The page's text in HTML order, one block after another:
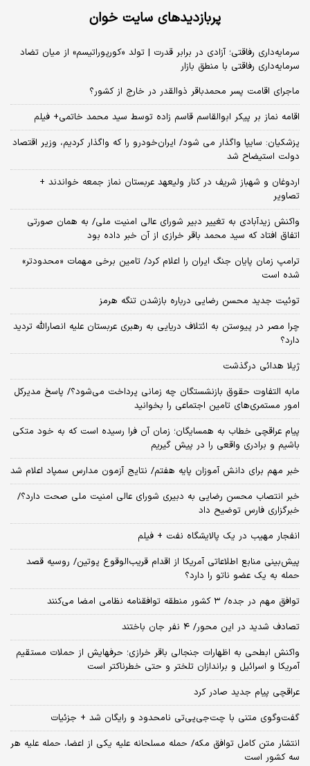
پربازدیدهای سایت خوان
سرمایه‌داری رفاقتی؛ آزادی در برابر قدرت | تولد «کورپوراتیسم» از میان تضاد
سرمایه‌داری رفاقتی با منطق بازار
ماجرای اقامت پسر محمدباقر ذوالقدر در خارج از کشور؟
اقامه نماز بر پیکر ابوالقاسم قاسم زاده توسط سید محمد خاتمی+ فیلم
پزشکیان: سایپا واگذار می شود/ ایران‌خودرو را که واگذار کردیم، وزیر اقتصاد
دولت استیضاح شد
اردوغان و شهباز شریف در کنار ولیعهد عربستان نماز جمعه خواندند +
تصاویر
واکنش زیدآبادی به تغییر دبیر شورای عالی امنیت ملی/ به همان صورتی
اتفاق افتاد که سید محمد باقر خرازی از آن خبر داده بود
ترامپ زمان پایان جنگ ایران را اعلام کرد/ تامین برخی مهمات «محدودتر»
شده است
توئیت جدید محسن رضایی درباره بازشدن تنگه هرمز
چرا مصر در پیوستن به ائتلاف دریایی به رهبری عربستان علیه انصارالله تردید
دارد؟
ژیلا هدائی درگذشت
مابه التفاوت حقوق بازنشستگان چه زمانی پرداخت می‌شود؟/ پاسخ مدیرکل
امور مستمری‌های تامین اجتماعی را بخوانید
پیام عراقچی خطاب به همسایگان؛ زمان آن فرا رسیده است که به خود متکی
باشیم و برادری واقعی را در پیش گیریم
خبر مهم برای دانش آموزان پایه هفتم/ نتایج آزمون مدارس سمپاد اعلام شد
خبر انتصاب محسن رضایی به دبیری شورای عالی امنیت ملی صحت دارد؟/
خبرگزاری فارس توضیح داد
انفجار مهیب در یک پالایشگاه نفت + فیلم
پیش‌بینی منابع اطلاعاتی آمریکا از اقدام قریب‌الوقوع پوتین/ روسیه قصد
حمله به یک عضو ناتو را دارد؟
توافق مهم در جده/ ۳ کشور منطقه توافقنامه نظامی امضا می‌کنند
تصادف شدید در این محور/ ۴ نفر جان باختند
واکنش ابطحی به اظهارات جنجالی باقر خرازی؛ حرفهایش از حملات مستقیم
آمریکا و اسرائیل و براندازان تلختر و حتی خطرناکتر است
عراقچی پیام جدید صادر کرد
گفت‌وگوی متنی با چت‌جی‌پی‌تی نامحدود و رایگان شد + جزئیات
انتشار متن کامل توافق مکه/ حمله مسلحانه علیه یکی از اعضا، حمله علیه هر
سه کشور است